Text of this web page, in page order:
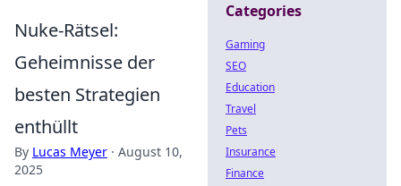
Nuke-Rätsel:
Geheimnisse der
besten Strategien
enthüllt
By Lucas Meyer · August 10,
2025
Categories
Gaming
SEO
Education
Travel
Pets
Insurance
Finance